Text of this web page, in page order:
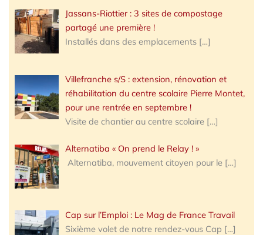
Jassans-Riottier : 3 sites de compostage
partagé une première !
Installés dans des emplacements […]
Villefranche s/S : extension, rénovation et
réhabilitation du centre scolaire Pierre Montet,
pour une rentrée en septembre !
Visite de chantier au centre scolaire […]
Alternatiba « On prend le Relay ! »
Alternatiba, mouvement citoyen pour le […]
Cap sur l’Emploi : Le Mag de France Travail
Sixième volet de notre rendez-vous Cap […]